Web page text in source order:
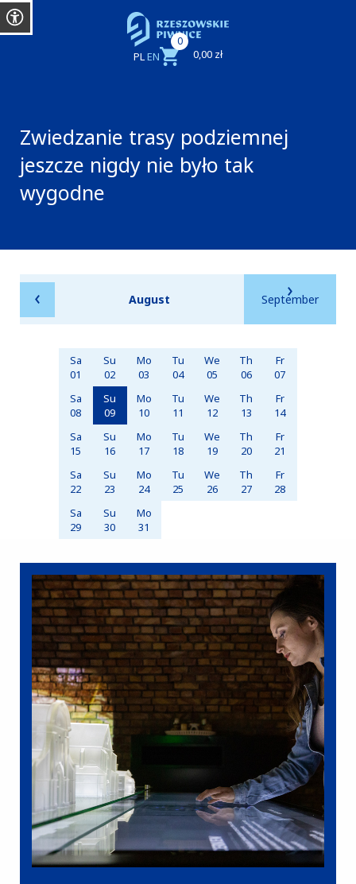
PLEN
0
0,00 zł
Zwiedzanie trasy podziemnej
jeszcze nigdy nie było tak
wygodne
August September
Sa
01
Su
02
Mo
03
Tu
04
We
05
Th
06
Fr
07
Sa
08
Su
09
Mo
10
Tu
11
We
12
Th
13
Fr
14
Sa
15
Su
16
Mo
17
Tu
18
We
19
Th
20
Fr
21
Sa
22
Su
23
Mo
24
Tu
25
We
26
Th
27
Fr
28
Sa
29
Su
30
Mo
31